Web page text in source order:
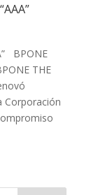
BPONE
THE
Corporación